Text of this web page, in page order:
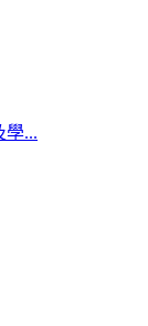
學...